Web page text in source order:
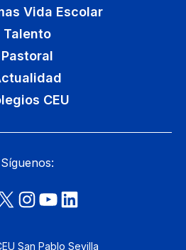
Vida Escolar
Talento
Pastoral
CEU
Síguenos:
San Pablo Sevilla